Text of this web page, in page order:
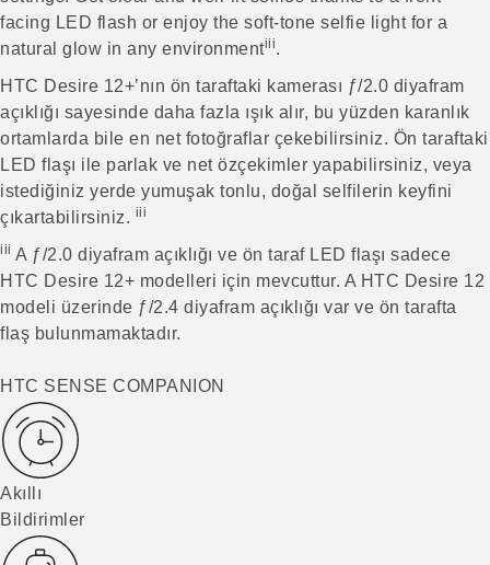
facing LED flash or enjoy the soft-tone selfie light for a
natural glow in any environmentiii.
HTC Desire 12+’nın ön taraftaki kamerası ƒ/2.0 diyafram
açıklığı sayesinde daha fazla ışık alır, bu yüzden karanlık
ortamlarda bile en net fotoğraflar çekebilirsiniz. Ön taraftaki
LED flaşı ile parlak ve net özçekimler yapabilirsiniz, veya
istediğiniz yerde yumuşak tonlu, doğal selfilerin keyfini
çıkartabilirsiniz. iii
iii A ƒ/2.0 diyafram açıklığı ve ön taraf LED flaşı sadece
HTC Desire 12+ modelleri için mevcuttur. A HTC Desire 12
modeli üzerinde ƒ/2.4 diyafram açıklığı var ve ön tarafta
flaş bulunmamaktadır.
HTC SENSE COMPANION
Akıllı
Bildirimler